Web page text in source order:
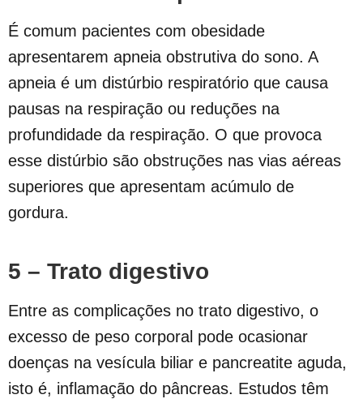
É comum pacientes com obesidade
apresentarem apneia obstrutiva do sono. A
apneia é um distúrbio respiratório que causa
pausas na respiração ou reduções na
profundidade da respiração. O que provoca
esse distúrbio são obstruções nas vias aéreas
superiores que apresentam acúmulo de
gordura.
5 – Trato digestivo
Entre as complicações no trato digestivo, o
excesso de peso corporal pode ocasionar
doenças na vesícula biliar e pancreatite aguda,
isto é, inflamação do pâncreas. Estudos têm